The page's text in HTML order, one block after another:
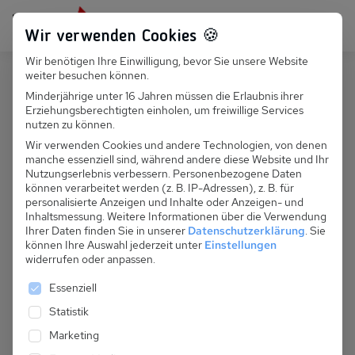
Persönlich für dich da: +49 251 899 050
Suchfeld
Suchen
D 092.015 - Strandstr. 27, Fewo 4
Wir verwenden Cookies 🍪
Wir benötigen Ihre Einwilligung, bevor Sie unsere Website
weiter besuchen können.
Minderjährige unter 16 Jahren müssen die Erlaubnis ihrer
Erziehungsberechtigten einholen, um freiwillige Services
nutzen zu können.
Wir verwenden Cookies und andere Technologien, von denen
manche essenziell sind, während andere diese Website und Ihr
Nutzungserlebnis verbessern. Personenbezogene Daten
können verarbeitet werden (z. B. IP-Adressen), z. B. für
personalisierte Anzeigen und Inhalte oder Anzeigen- und
Inhaltsmessung. Weitere Informationen über die Verwendung
Ihrer Daten finden Sie in unserer Datenschutzerklärung. Sie
können Ihre Auswahl jederzeit unter Einstellungen
widerrufen oder anpassen.
Es folgt eine Liste der Service-Gruppen, für die
Essenziell
Statistik
Marketing